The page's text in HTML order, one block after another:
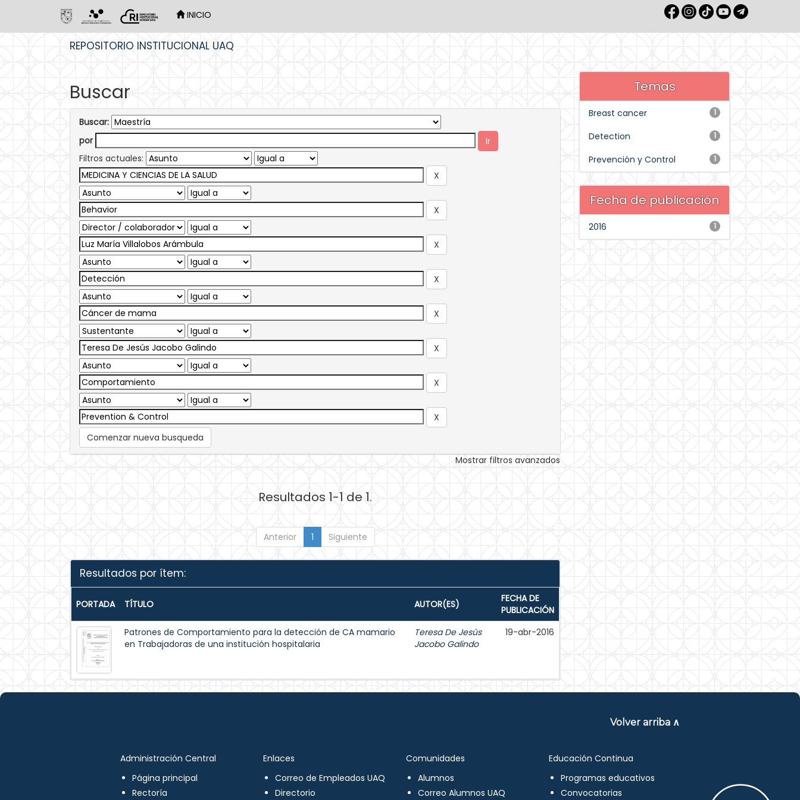
INICIO
REPOSITORIO INSTITUCIONAL UAQ
Buscar
Buscar:
por
Filtros actuales:
Comenzar nueva busqueda
Mostrar filtros avanzados
Resultados 1-1 de 1.
Anterior 1 Siguiente
Resultados por ítem:
PORTADA TÍTULO AUTOR(ES)
FECHA DE
PUBLICACIÓN
Patrones de Comportamiento para la detección de CA mamario
en Trabajadoras de una institución hospitalaria
Teresa De Jesús
Jacobo Galindo
19-abr-2016
Temas
1
Breast cancer
1
Detection
1
Prevención y Control
Fecha de publicación
1
2016
Volver arriba ∧
Administración Central
Página principal
Rectoría
Enlaces
Correo de Empleados UAQ
Directorio
Comunidades
Alumnos
Correo Alumnos UAQ
Educación Continua
Programas educativos
Convocatorias